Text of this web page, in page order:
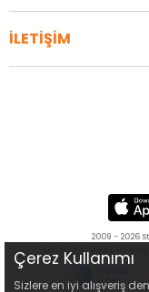
İLETİŞİM
2009 - 2026
Çerez Kullanımı
Sizlere en iyi alışveriş